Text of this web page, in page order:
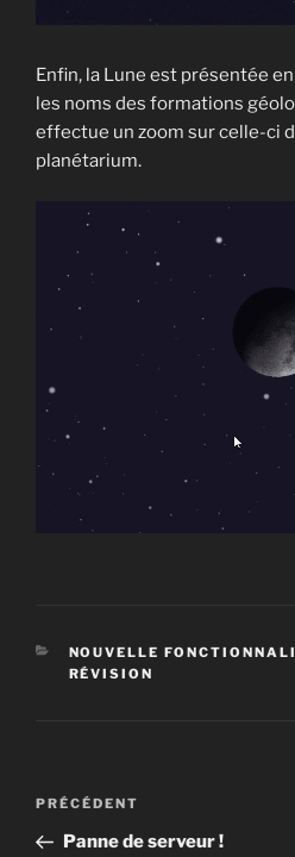
Enfin, la Lune est présentée
les noms des formations
effectue un zoom sur celle-ci
planétarium.
CATÉGORIES
NOUVELLE
RÉVISION
Navigation
Article
précédent
PRÉCÉDENT
Panne de serveur !